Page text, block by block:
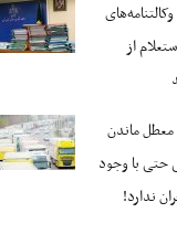
از
معطل ماندن
حتی با وجود
ندارد!